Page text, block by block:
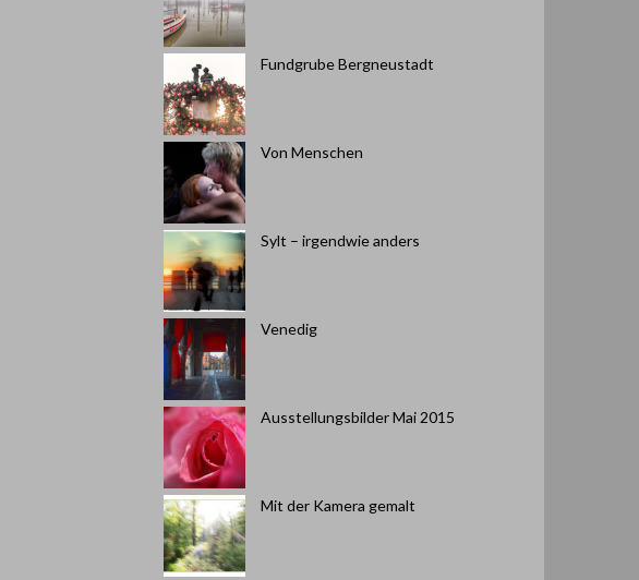
Fundgrube Bergneustadt
Von Menschen
Sylt – irgendwie anders
Venedig
Ausstellungsbilder Mai 2015
Mit der Kamera gemalt